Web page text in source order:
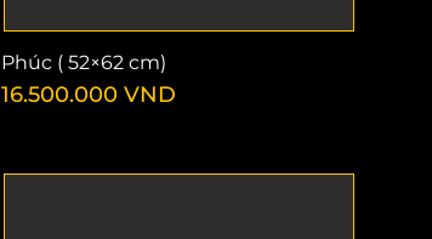
Phúc ( 52×62 cm)
16.500.000 VND